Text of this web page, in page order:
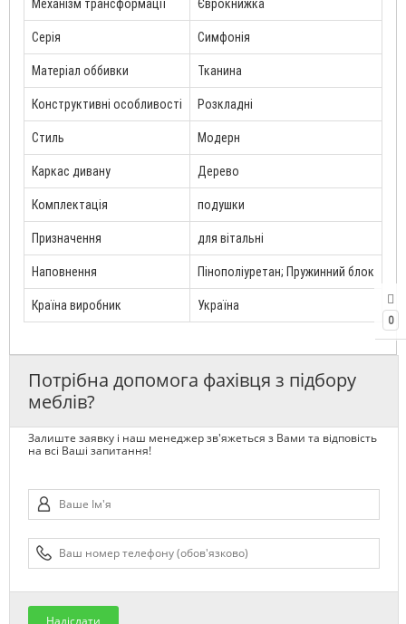
0
Серія Симфонія
Матеріал оббивки Тканина
Конструктивні особливості Розкладні
Стиль Модерн
Каркас дивану Дерево
Комплектація подушки
Призначення для вітальні
Наповнення Пінополіуретан; Пружинний блок
Країна виробник Україна
Потрібна допомога фахівця з підбору
меблів?
Залиште заявку і наш менеджер зв'яжеться з Вами та відповість
на всі Ваші запитання!
Надіслати